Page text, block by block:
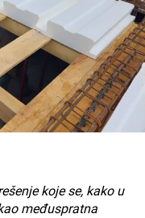
koje se, kako u
međuspratna